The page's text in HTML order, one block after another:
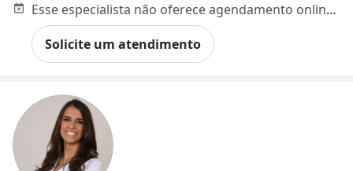
Esse especialista não oferece agendamento online para esse endereço.
Solicite um atendimento